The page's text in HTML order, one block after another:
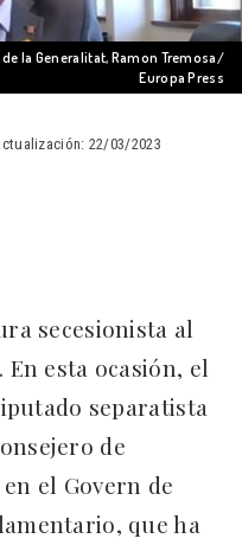
la Generalitat, Ramon Tremosa/
Europa Press
22/03/2023
secesionista al
esta ocasión, el
separatista
de
el Govern de
que ha